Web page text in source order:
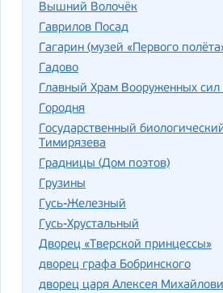
Вышний Волочёк
Гаврилов Посад
Гагарин (музей «Первого
Гадово
Главный Храм Вооруженных сил
Городня
Государственный
Тимирязева
Градницы (Дом поэтов)
Грузины
Гусь-Железный
Гусь-Хрустальный
Дворец «Тверской принцессы»
дворец графа Бобринского
дворец царя Алексея